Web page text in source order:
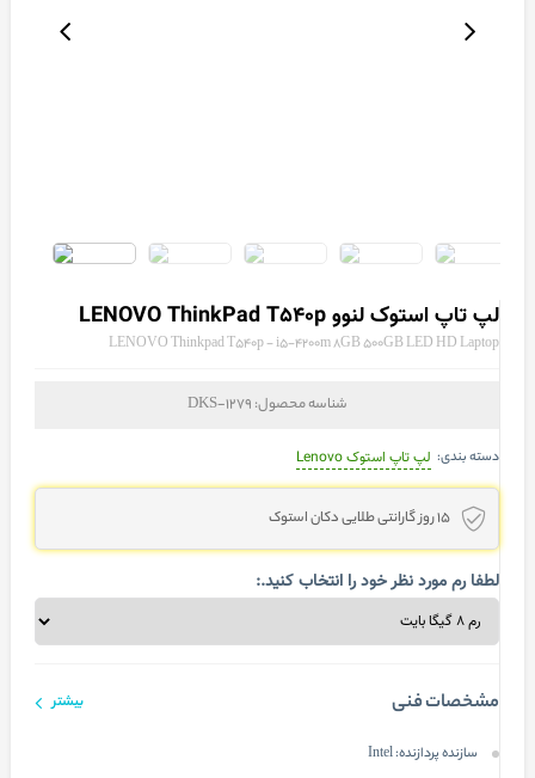
لپ تاپ استوک لنوو LENOVO ThinkPad T540p
LENOVO Thinkpad T540p - i5-4200m 8GB 500GB LED HD Laptop
شناسه محصول: DKS-1279
دسته بندی: لپ تاپ استوک Lenovo
15 روز گارانتی طلایی دکان استوک
لطفا رم مورد نظر خود را انتخاب کنید.:
مشخصات فنی بیشتر
سازنده پردازنده:Intel